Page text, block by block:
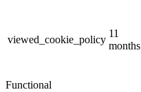
viewed_cookie_policy
11
months
Functional